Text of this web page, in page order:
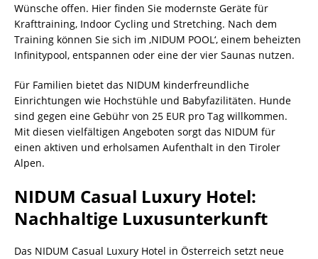
Wünsche offen. Hier finden Sie modernste Geräte für
Krafttraining, Indoor Cycling und Stretching. Nach dem
Training können Sie sich im ‚NIDUM POOL‘, einem beheizten
Infinitypool, entspannen oder eine der vier Saunas nutzen.
Für Familien bietet das NIDUM kinderfreundliche
Einrichtungen wie Hochstühle und Babyfazilitäten. Hunde
sind gegen eine Gebühr von 25 EUR pro Tag willkommen.
Mit diesen vielfältigen Angeboten sorgt das NIDUM für
einen aktiven und erholsamen Aufenthalt in den Tiroler
Alpen.
NIDUM Casual Luxury Hotel:
Nachhaltige Luxusunterkunft
Das NIDUM Casual Luxury Hotel in Österreich setzt neue